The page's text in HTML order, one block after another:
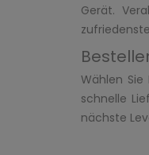
Gerät.
Wählen
schnelle
nächste